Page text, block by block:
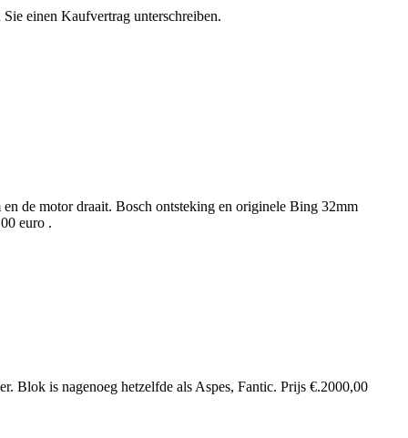
einen Kaufvertrag unterschreiben.
de motor draait. Bosch ontsteking en originele Bing 32mm
euro .
Blok is nagenoeg hetzelfde als Aspes, Fantic. Prijs €.2000,00